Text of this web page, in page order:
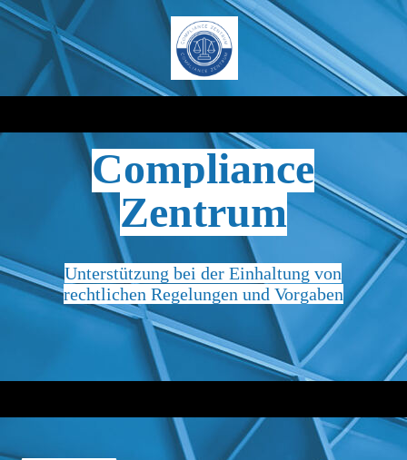
Compliance
Zentrum
Unterstützung bei der Einhaltung von
rechtlichen Regelungen und Vorgaben